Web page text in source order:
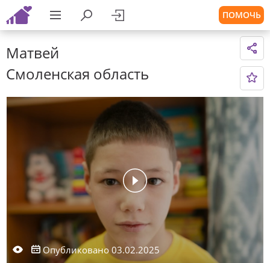
ПОМОЧЬ
Матвей
Смоленская область
Опубликовано 03.02.2025